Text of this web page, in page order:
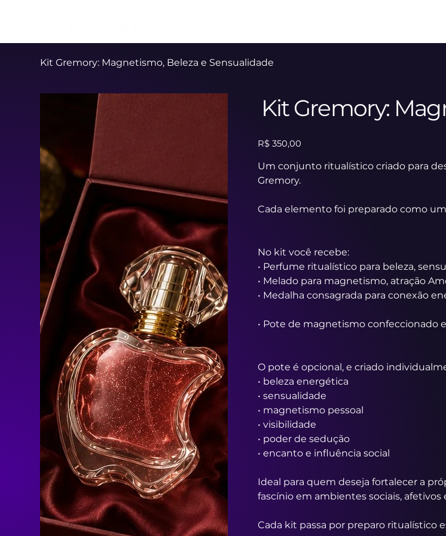
Kit Gremory: Magnetismo, Beleza e Sensualidade
Kit Gremory:
Preço
R$ 350,00
Um conjunto ritualístico criado para
Gremory.
Cada elemento foi preparado como
No kit você recebe:
• Perfume ritualístico para beleza,
• Melado para magnetismo, atração
• Medalha consagrada para conexão
• Pote de magnetismo confeccionado
O pote é opcional, e criado
• beleza energética
• sensualidade
• magnetismo pessoal
• visibilidade
• poder de sedução
• encanto e influência social
Ideal para quem deseja fortalecer a
fascínio em ambientes sociais, afetivos
Cada kit passa por preparo ritualístico